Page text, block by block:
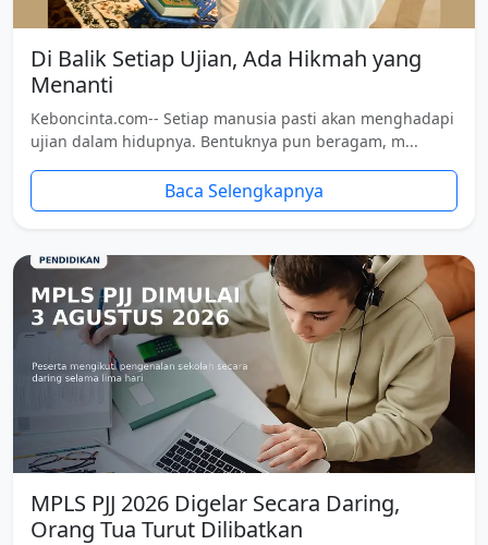
Di Balik Setiap Ujian, Ada Hikmah yang
Menanti
Keboncinta.com-- Setiap manusia pasti akan menghadapi
ujian dalam hidupnya. Bentuknya pun beragam, m...
Baca Selengkapnya
MPLS PJJ 2026 Digelar Secara Daring,
Orang Tua Turut Dilibatkan